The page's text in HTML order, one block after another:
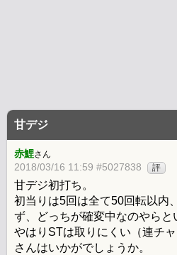
甘デジ
赤鯉さん
2018/03/16 11:59 #5027838 評
甘デジ初打ち。
初当りは5回は全て50回転以内
ず、どっちが確変中なのやらと
やはりSTは取りにくい（連チ
さんはいかがでしょうか。